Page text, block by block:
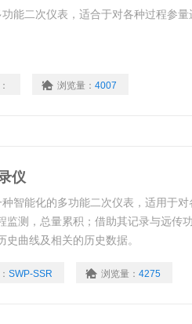
能二次仪表，适合于对各种过程参量
浏览量： 4007
仪
智能化的多功能二次仪表，适用于对
监测，总量累积；借助其记录与远传功
曲线及相关的历史数据。
SWP-SSR 浏览量： 4275